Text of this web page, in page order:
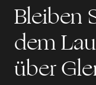
Bleiben
dem
über